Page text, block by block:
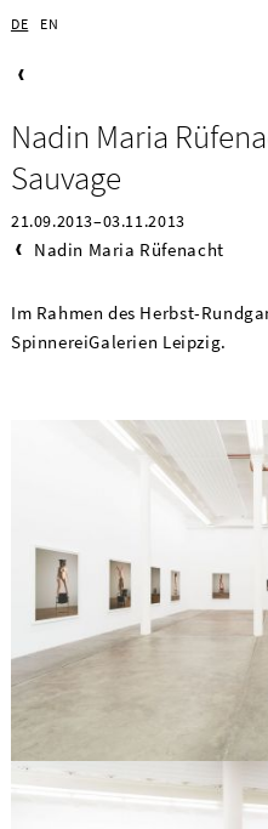
DE EN
Nadin Maria
Sauvage
21.09.2013–03.11.2013
Nadin Maria Rüfenacht
Im Rahmen des Herbst-
SpinnereiGalerien Leipzig.